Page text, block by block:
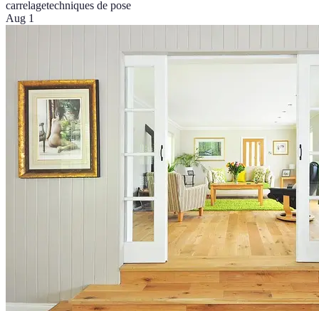
carrelagetechniques de pose
Aug 1